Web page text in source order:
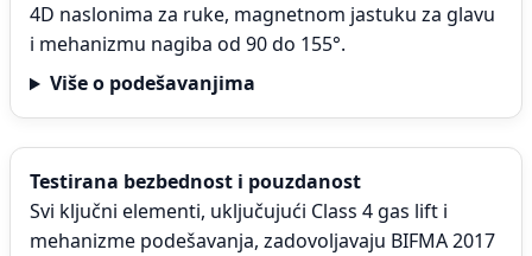
4D naslonima za ruke, magnetnom jastuku za glavu
i mehanizmu nagiba od 90 do 155°.
Više o podešavanjima
Testirana bezbednost i pouzdanost
Svi ključni elementi, uključujući Class 4 gas lift i
mehanizme podešavanja, zadovoljavaju BIFMA 2017